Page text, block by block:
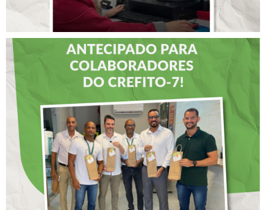
DIA DOS PAIS É
ANTECIPADO PARA
COLABORADORES DO
CREFITO-7